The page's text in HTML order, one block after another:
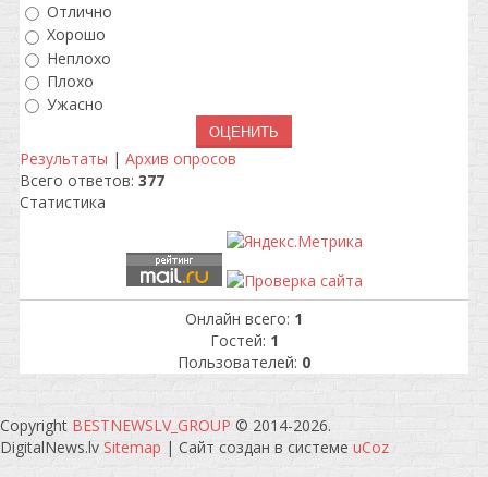
Отлично
Хорошо
Неплохо
Плохо
Ужасно
Результаты | Архив опросов
Всего ответов: 377
Статистика
Онлайн всего: 1
Гостей: 1
Пользователей: 0
Copyright BESTNEWSLV_GROUP © 2014-2026.
DigitalNews.lv Sitemap | Сайт создан в системе uCoz